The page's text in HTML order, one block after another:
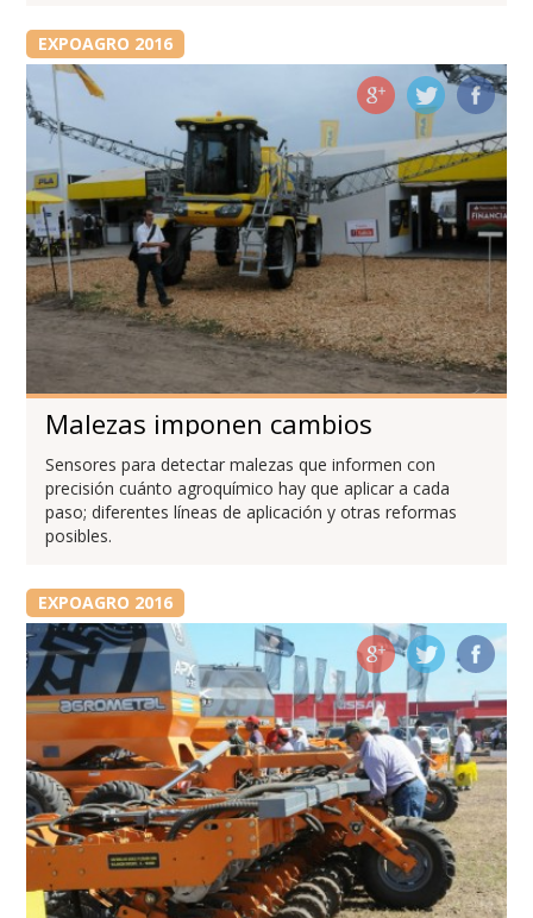
EXPOAGRO 2016
Malezas imponen cambios
Sensores para detectar malezas que informen con
precisión cuánto agroquímico hay que aplicar a cada
paso; diferentes líneas de aplicación y otras reformas
posibles.
EXPOAGRO 2016